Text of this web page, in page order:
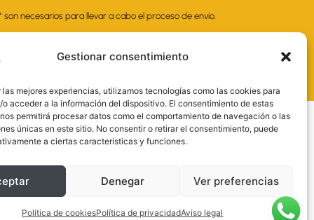
Gestionar consentimiento
las mejores experiencias, utilizamos tecnologías como las cookies para
o acceder a la información del dispositivo. El consentimiento de estas
permitirá procesar datos como el comportamiento de navegación o las
únicas en este sitio. No consentir o retirar el consentimiento, puede
a ciertas características y funciones.
Denegar Ver preferencias
Política de cookiesPolítica de privacidadAviso legal
necesarios para llevar a cabo el proceso de envío.
y la Administración de la Junta de
más competitivo.